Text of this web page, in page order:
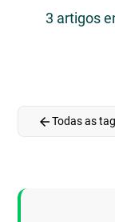
3 artigos
arrow_backTodas as